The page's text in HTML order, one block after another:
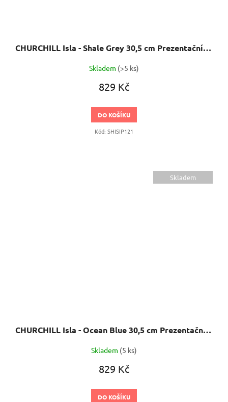
CHURCHILL Isla - Shale Grey 30,5 cm Prezentační talíř
Skladem (>5 ks)
829 Kč
DO KOŠÍKU
Kód: SHISIP121
Skladem
CHURCHILL Isla - Ocean Blue 30,5 cm Prezentační talíř
Skladem (5 ks)
829 Kč
DO KOŠÍKU